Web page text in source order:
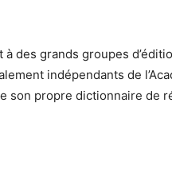
des grands groupes
indépendants de
son propre dictionnaire de